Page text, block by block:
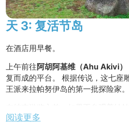
天 3: 复活节岛
在酒店用早餐。
上午前往阿胡阿基维（Ahu Akivi）
复而成的平台。 根据传说，这七座
王派来拉帕努伊岛的第一批探险家。
次完整的游览？那里是精心制作标
阅读更多